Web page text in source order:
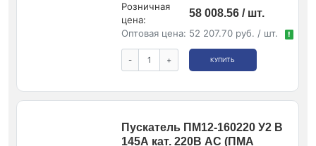
Розничная
цена:
58 008.56 / шт.
Оптовая цена: 52 207.70 руб. / шт. !
- + КУПИТЬ
Пускатель ПМ12-160220 У2 В
145А кат. 220В AC (ПМА